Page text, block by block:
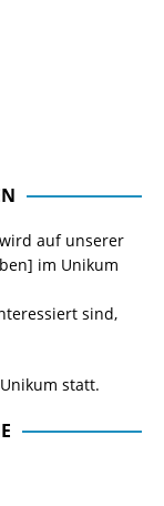
auf unserer
im Unikum
sind,
statt.